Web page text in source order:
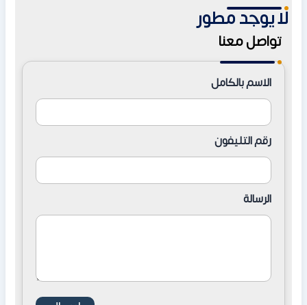
لاستلام وحدات ريسيل جاهزة ومجهزة بالكامل.
لا يوجد مطور
تواصل معنا
الاسم بالكامل
رقم التليفون
الرسالة